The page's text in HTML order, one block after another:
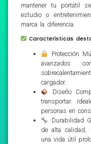
mantener tu portátil
estudio o
marca la diferencia.
Características
Protección
avanzados
cargador.
Diseño
transportar.
personas en
Durabilidad
de alta calidad,
una vida útil